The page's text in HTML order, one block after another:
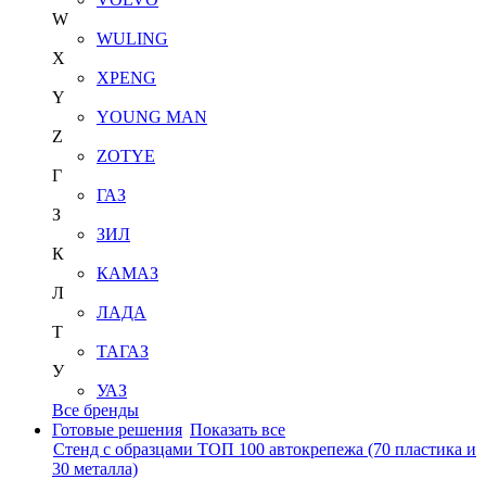
W
WULING
X
XPENG
Y
YOUNG MAN
Z
ZOTYE
Г
ГАЗ
З
ЗИЛ
К
КАМАЗ
Л
ЛАДА
Т
ТАГАЗ
У
УАЗ
Все бренды
Готовые решения Показать все
Стенд с образцами ТОП 100 автокрепежа (70 пластика и
30 металла)